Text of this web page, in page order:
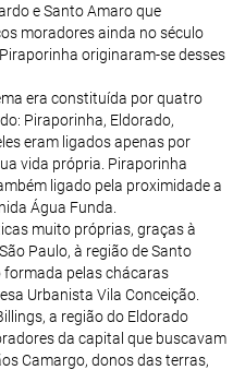
e Santo Amaro que
moradores ainda no século
originaram-se desses
era constituída por quatro
Piraporinha, Eldorado,
eram ligados apenas por
vida própria. Piraporinha
ligado pela proximidade a
Água Funda.
muito próprias, graças à
Paulo, à região de Santo
formada pelas chácaras
Urbanista Vila Conceição.
a região do Eldorado
da capital que buscavam
Camargo, donos das terras,